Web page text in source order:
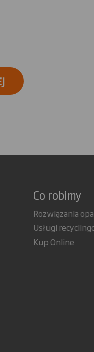
Co robimy
Rozwiązania
Usługi
Kup Online